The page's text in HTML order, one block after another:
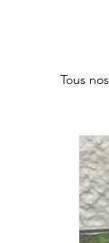
Tous